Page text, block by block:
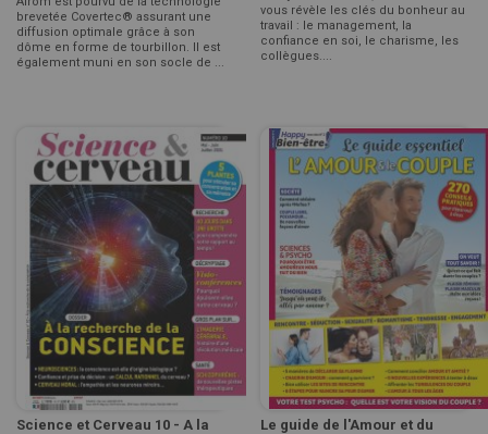
brevetée Covertec® assurant une
diffusion optimale grâce à son
dôme en forme de tourbillon. Il est
également muni en son socle de ...
vous révèle les clés du bonheur au
travail : le management, la
confiance en soi, le charisme, les
collègues....
Science et Cerveau 10 - A la
Le guide de l'Amour et du